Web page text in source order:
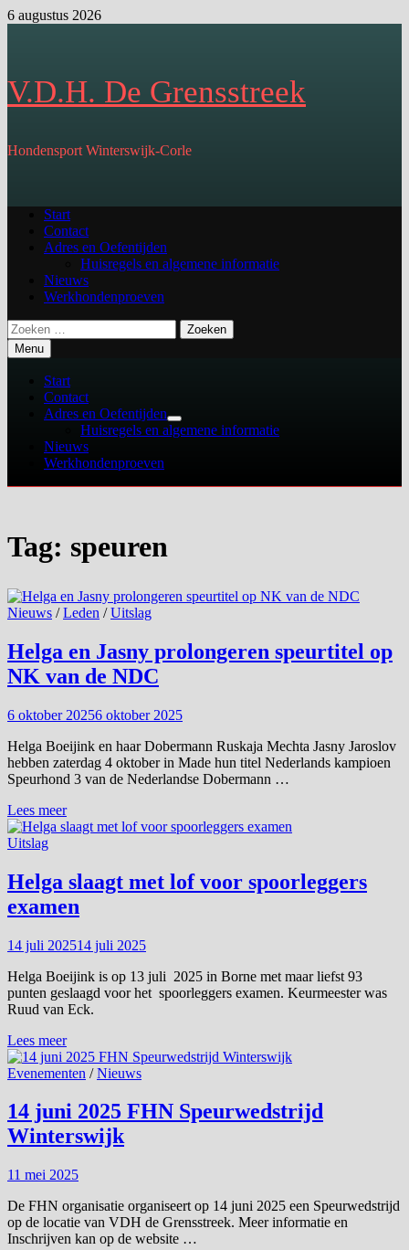
Ga
6 augustus 2026
V.D.H. De Grensstreek
Hondensport Winterswijk-Corle
Start
Contact
Adres en Oefentijden
Huisregels en algemene informatie
Nieuws
Werkhondenproeven
Zoeken
naar:
Menu
Start
Contact
Adres en Oefentijden
Toon
submenu
Huisregels en algemene informatie
Nieuws
Werkhondenproeven
Tag: speuren
Nieuws /Leden /Uitslag
Helga en Jasny prolongeren speurtitel op
NK van de NDC
6 oktober 20256 oktober 2025
Helga Boeijink en haar Dobermann Ruskaja Mechta Jasny Jaroslov
hebben zaterdag 4 oktober in Made hun titel Nederlands kampioen
Speurhond 3 van de Nederlandse Dobermann …
Helga
en
Jasny
speurtitel
op
NK
de
NDC
Lees meer
Uitslag
Helga slaagt met lof voor spoorleggers
examen
14 juli 202514 juli 2025
Helga Boeijink is op 13 juli 2025 in Borne met maar liefst 93
punten geslaagd voor het spoorleggers examen. Keurmeester was
Ruud van Eck.
Helga
slaagt
met
voor
spoorleggers
examen
Lees meer
Evenementen /Nieuws
14 juni 2025 FHN Speurwedstrijd
Winterswijk
11 mei 2025
De FHN organisatie organiseert op 14 juni 2025 een Speurwedstrijd
op de locatie van VDH de Grensstreek. Meer informatie en
Inschrijven kan op de website …